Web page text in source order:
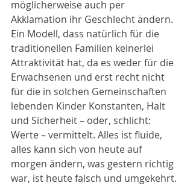
möglicherweise auch per
Akklamation ihr Geschlecht ändern.
Ein Modell, dass natürlich für die
traditionellen Familien keinerlei
Attraktivität hat, da es weder für die
Erwachsenen und erst recht nicht
für die in solchen Gemeinschaften
lebenden Kinder Konstanten, Halt
und Sicherheit – oder, schlicht:
Werte – vermittelt. Alles ist fluide,
alles kann sich von heute auf
morgen ändern, was gestern richtig
war, ist heute falsch und umgekehrt.